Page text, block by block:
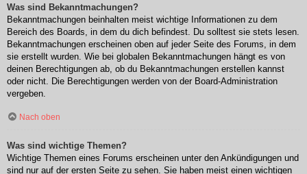
Was sind Bekanntmachungen?
Bekanntmachungen beinhalten meist wichtige Informationen zu dem
Bereich des Boards, in dem du dich befindest. Du solltest sie stets lesen.
Bekanntmachungen erscheinen oben auf jeder Seite des Forums, in dem
sie erstellt wurden. Wie bei globalen Bekanntmachungen hängt es von
deinen Berechtigungen ab, ob du Bekanntmachungen erstellen kannst
oder nicht. Die Berechtigungen werden von der Board-Administration
vergeben.
Nach oben
Was sind wichtige Themen?
Wichtige Themen eines Forums erscheinen unter den Ankündigungen und
sind nur auf der ersten Seite zu sehen. Sie haben meist einen wichtigen